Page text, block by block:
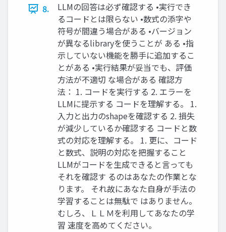
8.
LLMの回答は必ず確認する •実行でき
るコードとは限らない •数式の添字や
符号が間違う場合がある •バージョン
が異なるlibraryを使うことが ある •指
示していない機能を勝手に追加するこ
とがある •実行結果が妥当でも、評価
方法が不適切 な場合がある 確認方
法： 1. コードを実行する 2. エラーを
LLMに提示する コードを理解する。 1.
入力と出力のshapeを確認する 2. 損失
が減少しているか確認する コードと数
式の対応を理解する。 1. 更に、コード
と数式、説明の対応を把握すること
LLMがコードを生成できると言っても
それを確認す るのはあなたの作業とな
ります。 それ故にあなた自身が手法の
学習することは無駄で はありません。
むしろ、ＬＬＭを利用してあなたの学
習 速度を高めてください。